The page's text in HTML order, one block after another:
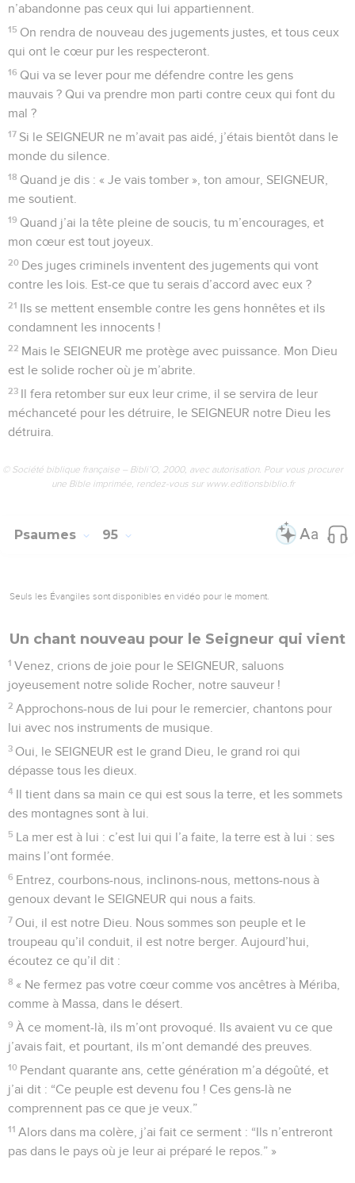
n’abandonne pas ceux qui lui appartiennent.
15 On rendra de nouveau des jugements justes, et tous ceux
qui ont le cœur pur les respecteront.
16 Qui va se lever pour me défendre contre les gens
mauvais ? Qui va prendre mon parti contre ceux qui font du
mal ?
17 Si le SEIGNEUR ne m’avait pas aidé, j’étais bientôt dans le
monde du silence.
18 Quand je dis : « Je vais tomber », ton amour, SEIGNEUR,
me soutient.
19 Quand j’ai la tête pleine de soucis, tu m’encourages, et
mon cœur est tout joyeux.
20 Des juges criminels inventent des jugements qui vont
contre les lois. Est-ce que tu serais d’accord avec eux ?
21 Ils se mettent ensemble contre les gens honnêtes et ils
condamnent les innocents !
22 Mais le SEIGNEUR me protège avec puissance. Mon Dieu
est le solide rocher où je m’abrite.
23 Il fera retomber sur eux leur crime, il se servira de leur
méchanceté pour les détruire, le SEIGNEUR notre Dieu les
détruira.
© Société biblique française – Bibli’O, 2000, avec autorisation. Pour vous procurer
une Bible imprimée, rendez-vous sur www.editionsbiblio.fr
Psaumes 95
Seuls les Évangiles sont disponibles en vidéo pour le moment.
Un chant nouveau pour le Seigneur qui vient
1 Venez, crions de joie pour le SEIGNEUR, saluons
joyeusement notre solide Rocher, notre sauveur !
2 Approchons-nous de lui pour le remercier, chantons pour
lui avec nos instruments de musique.
3 Oui, le SEIGNEUR est le grand Dieu, le grand roi qui
dépasse tous les dieux.
4 Il tient dans sa main ce qui est sous la terre, et les sommets
des montagnes sont à lui.
5 La mer est à lui : c’est lui qui l’a faite, la terre est à lui : ses
mains l’ont formée.
6 Entrez, courbons-nous, inclinons-nous, mettons-nous à
genoux devant le SEIGNEUR qui nous a faits.
7 Oui, il est notre Dieu. Nous sommes son peuple et le
troupeau qu’il conduit, il est notre berger. Aujourd’hui,
écoutez ce qu’il dit :
8 « Ne fermez pas votre cœur comme vos ancêtres à Mériba,
comme à Massa, dans le désert.
9 À ce moment-là, ils m’ont provoqué. Ils avaient vu ce que
j’avais fait, et pourtant, ils m’ont demandé des preuves.
10 Pendant quarante ans, cette génération m’a dégoûté, et
j’ai dit : “Ce peuple est devenu fou ! Ces gens-là ne
comprennent pas ce que je veux.”
11 Alors dans ma colère, j’ai fait ce serment : “Ils n’entreront
pas dans le pays où je leur ai préparé le repos.” »